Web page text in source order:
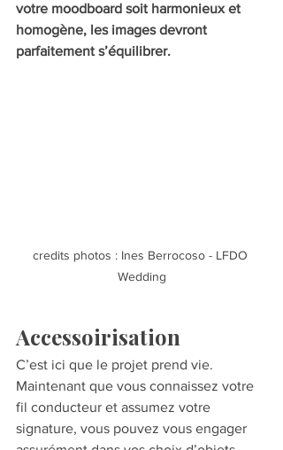
votre moodboard soit harmonieux et
homogène, les images devront
parfaitement s’équilibrer.
credits photos : Ines Berrocoso - LFDO
Wedding
Accessoirisation
C’est ici que le projet prend vie.
Maintenant que vous connaissez votre
fil conducteur et assumez votre
signature, vous pouvez vous engager